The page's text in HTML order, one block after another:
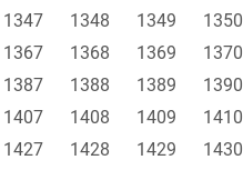
1347 1348 1349 1350
1367 1368 1369 1370
1387 1388 1389 1390
1407 1408 1409 1410
1427 1428 1429 1430